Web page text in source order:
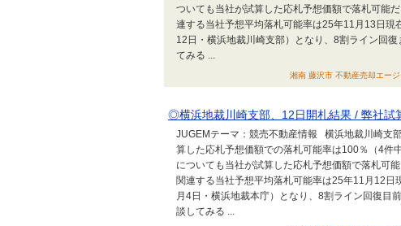
ついても当社が試算した応札予想価額で落札可能
連する当社予想平均落札可能率は25年11月13日現
12日・横浜地裁川崎支部）となり、8割ライン回
てみる ...
湘南 藤沢市 不動産売却エー
◎横浜地裁川崎支部、12日開札結果 / 弊社試
JUGEMテーマ：競売不動産情報 横浜地裁川崎支
算した応札予想価額での落札可能率は100％（4件
についても当社が試算した応札予想価額で落札可
関連する当社予想平均落札可能率は25年11月12
月4日・横浜地裁本庁）となり、8割ライン回復
談してみる ...